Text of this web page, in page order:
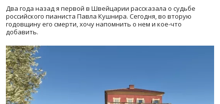
Два года назад я первой в Швейцарии рассказала о судьбе
российского пианиста Павла Кушнира. Сегодня, во вторую
годовщину его смерти, хочу напомнить о нем и кое-что
добавить.